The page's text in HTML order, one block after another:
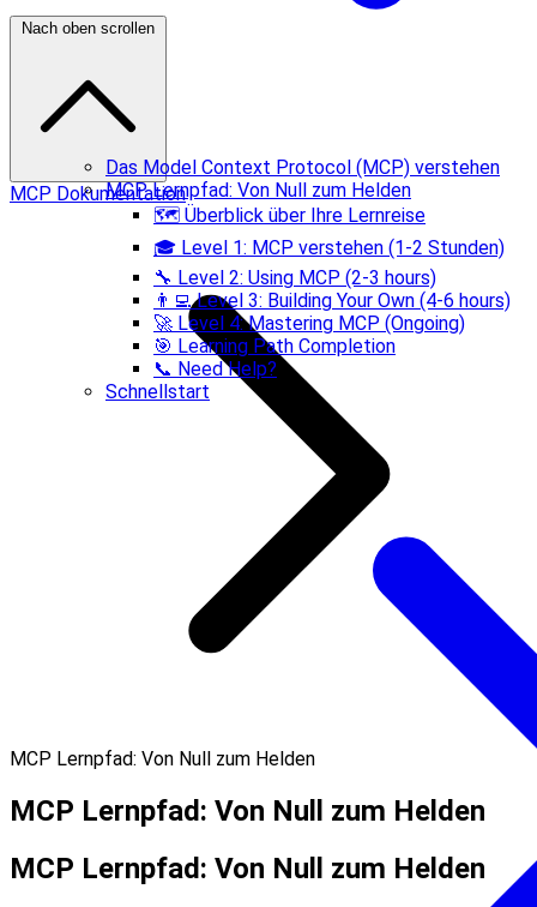
Das Model Context Protocol (MCP) verstehen
MCP Lernpfad: Von Null zum Helden
🗺️ Überblick über Ihre Lernreise
🎓 Level 1: MCP verstehen (1-2 Stunden)
🔧 Level 2: Using MCP (2-3 hours)
👨‍💻 Level 3: Building Your Own (4-6 hours)
🚀 Level 4: Mastering MCP (Ongoing)
🎯 Learning Path Completion
📞 Need Help?
Schnellstart
Nach oben scrollen
MCP Dokumentation
MCP Lernpfad: Von Null zum Helden
MCP Lernpfad: Von Null zum Helden
MCP Lernpfad: Von Null zum Helden